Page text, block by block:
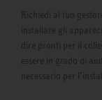
Richiedi al tuo
installare gli
dire pronti per il
essere in grado di
necessario per